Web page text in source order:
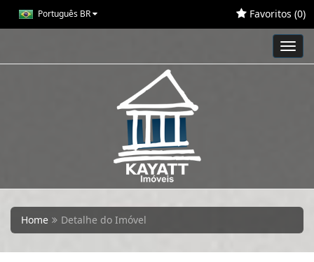
Português BR Favoritos (0)
Home Detalhe do Imóvel